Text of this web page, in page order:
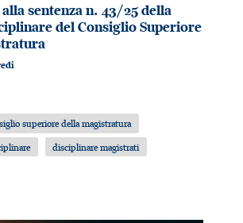
sentenza n. 43/25 della
del Consiglio Superiore
superiore della magistratura
disciplinare magistrati